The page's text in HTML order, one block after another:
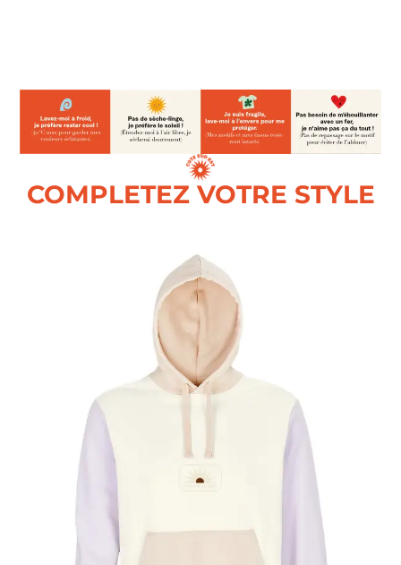
COMPLETEZ VOTRE STYLE